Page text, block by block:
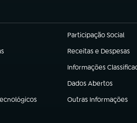
Participação Social
(abre em nova aba)
Receitas e Despesas
(abre em nova aba)
Informações
(abre em nova aba)
Dados Abertos
(abre em nova aba)
Outras Informações
(abre em nova aba)